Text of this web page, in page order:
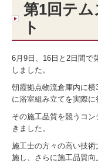
営業所一覧
事業内容
取り扱い商品
リフォーム
リフォーム実績
お問合せ
第1回テ
ト
6月9日、16日と2日間で
しました。
朝霞拠点物流倉庫内に
に浴室組み立てを実際に
その施工品質を競うコ
きました。
施工士の方々の高い技
施し、さらに施工品質向